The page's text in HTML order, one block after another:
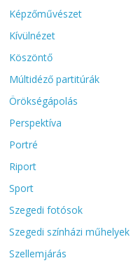
Képzőművészet
Kívülnézet
Köszöntő
Múltidéző partitúrák
Örökségápolás
Perspektíva
Portré
Riport
Sport
Szegedi fotósok
Szegedi színházi műhelyek
Szellemjárás